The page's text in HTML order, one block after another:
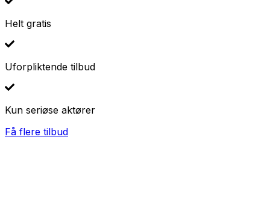
Helt gratis
Uforpliktende tilbud
Kun seriøse aktører
Få flere tilbud